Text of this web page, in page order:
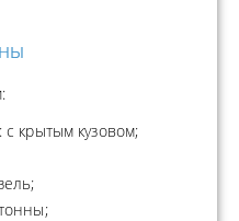
крытым кузовом;